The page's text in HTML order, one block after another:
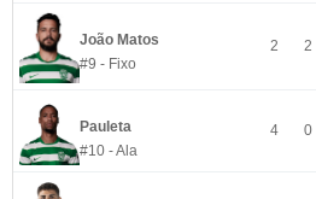
João Matos
#9 - Fixo
2 2
Pauleta
#10 - Ala
4 0